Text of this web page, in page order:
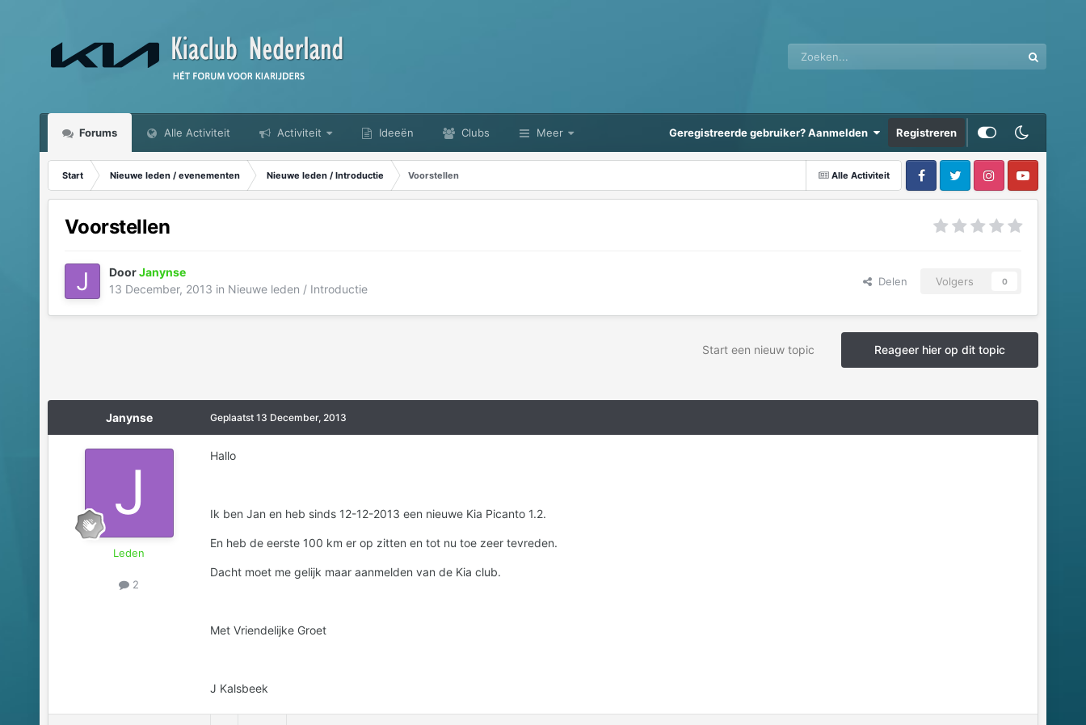
Forums Alle Activiteit Activiteit Ideeën Clubs Meer Geregistreerde gebruiker? Aanmelden Registreren
Alle Activiteit
Start Nieuwe leden / evenementen Nieuwe leden / Introductie Voorstellen
Voorstellen
DoorJanynse
13 December, 2013 in Nieuwe leden / Introductie
Delen Volgers 0
Reageer hier op dit topic
Start een nieuw topic
Janynse
Leden
2
Geplaatst 13 December, 2013
Hallo
Ik ben Jan en heb sinds 12-12-2013 een nieuwe Kia Picanto 1.2.
En heb de eerste 100 km er op zitten en tot nu toe zeer tevreden.
Dacht moet me gelijk maar aanmelden van de Kia club.
Met Vriendelijke Groet
J Kalsbeek